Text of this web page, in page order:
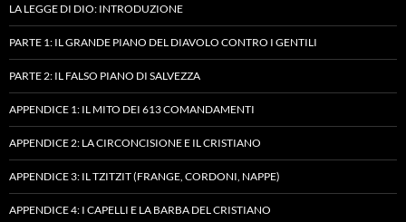
LA LEGGE DI DIO: INTRODUZIONE
PARTE 1: IL GRANDE PIANO DEL DIAVOLO CONTRO I GENTILI
PARTE 2: IL FALSO PIANO DI SALVEZZA
APPENDICE 1: IL MITO DEI 613 COMANDAMENTI
APPENDICE 2: LA CIRCONCISIONE E IL CRISTIANO
APPENDICE 3: IL TZITZIT (FRANGE, CORDONI, NAPPE)
APPENDICE 4: I CAPELLI E LA BARBA DEL CRISTIANO